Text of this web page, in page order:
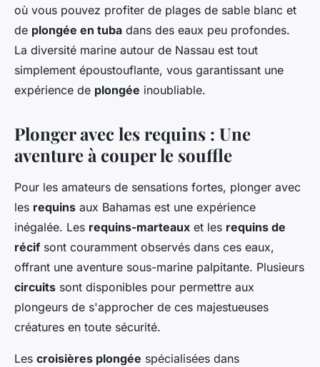
où vous pouvez profiter de plages de sable blanc et
de plongée en tuba dans des eaux peu profondes.
La diversité marine autour de Nassau est tout
simplement époustouflante, vous garantissant une
expérience de plongée inoubliable.
Plonger avec les requins : Une
aventure à couper le souffle
Pour les amateurs de sensations fortes, plonger avec
les requins aux Bahamas est une expérience
inégalée. Les requins-marteaux et les requins de
récif sont couramment observés dans ces eaux,
offrant une aventure sous-marine palpitante. Plusieurs
circuits sont disponibles pour permettre aux
plongeurs de s'approcher de ces majestueuses
créatures en toute sécurité.
Les croisières plongée spécialisées dans